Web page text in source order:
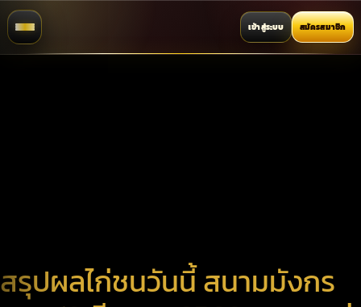
เข้าสู่ระบบ สมัครสมาชิก
สรุปผลไก่ชนวันนี้ สนามมังกร